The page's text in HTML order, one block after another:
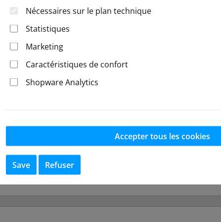
Nécessaires sur le plan technique
Statistiques
Marketing
Caractéristiques de confort
Shopware Analytics
Accepter tous les cookies
Save Refuser